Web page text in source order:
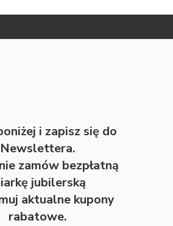
i zapisz się do
Newslettera.
zamów bezpłatną
jubilerską
aktualne kupony
rabatowe.